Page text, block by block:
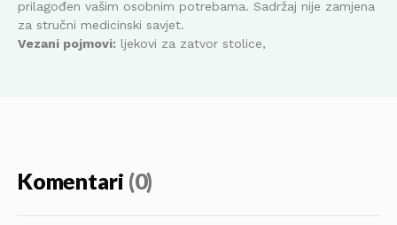
prilagođen vašim osobnim potrebama. Sadržaj nije zamjena
za stručni medicinski savjet.
Vezani pojmovi: ljekovi za zatvor stolice,
Komentari (0)